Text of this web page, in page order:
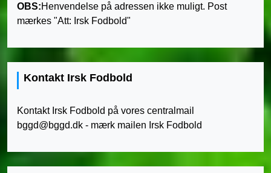
OBS:Henvendelse på adressen ikke muligt. Post
mærkes "Att: Irsk Fodbold"
Kontakt Irsk Fodbold
Kontakt Irsk Fodbold på vores centralmail
bggd@bggd.dk - mærk mailen Irsk Fodbold